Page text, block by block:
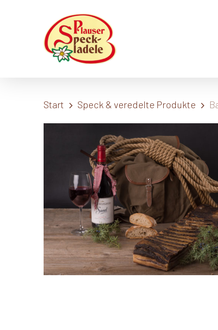
Start Speck & veredelte Produkte